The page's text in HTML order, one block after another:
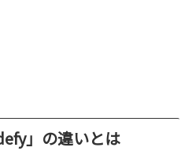
」の違いとは